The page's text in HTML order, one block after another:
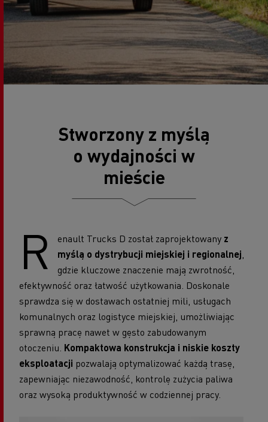
Stworzony z myślą
o wydajności w
mieście
R enault Trucks D został zaprojektowany z
myślą o dystrybucji miejskiej i regionalnej
gdzie kluczowe znaczenie mają zwrotność,
efektywność oraz łatwość użytkowania. Doskonale
sprawdza się w dostawach ostatniej mili, usługach
komunalnych oraz logistyce miejskiej, umożliwiając
sprawną pracę nawet w gęsto zabudowanym
otoczeniu. Kompaktowa konstrukcja i niskie koszty
eksploatacji pozwalają optymalizować każdą trasę,
zapewniając niezawodność, kontrolę zużycia paliwa
oraz wysoką produktywność w codziennej pracy.